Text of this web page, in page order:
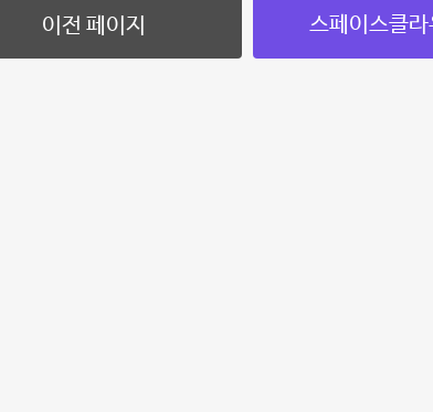
이전 페이지 스페이스클